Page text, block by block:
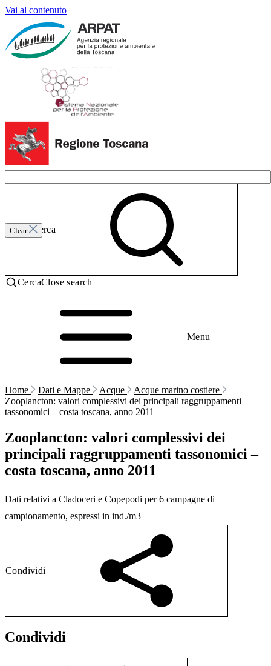
Vai al contenuto
Clear
Invia ricerca
CercaClose search
Menu
Home Dati e Mappe Acque
Acque marino costiere
Zooplancton: valori complessivi dei principali raggruppamenti
tassonomici – costa toscana, anno 2011
Zooplancton: valori complessivi dei
principali raggruppamenti tassonomici –
costa toscana, anno 2011
Dati relativi a Cladoceri e Copepodi per 6 campagne di
campionamento, espressi in ind./m3
Condividi
Condividi